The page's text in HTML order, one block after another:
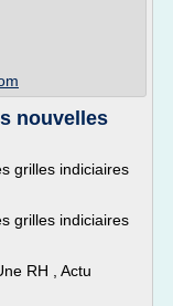
nouvelles
grilles indiciaires
grilles indiciaires
RH , Actu